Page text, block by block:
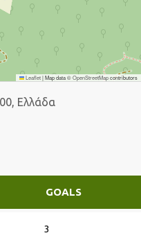
Leaflet|Map data ©OpenStreetMapcontributors
Ελλάδα
GOALS
3